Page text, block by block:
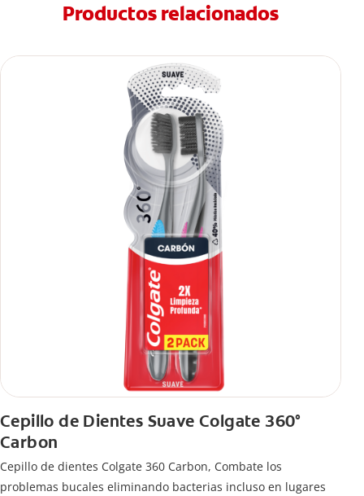
Productos relacionados
Cepillo de Dientes Suave Colgate 360°
Carbon
Cepillo de dientes Colgate 360 ​​Carbon, Combate los
problemas bucales eliminando bacterias incluso en lugares